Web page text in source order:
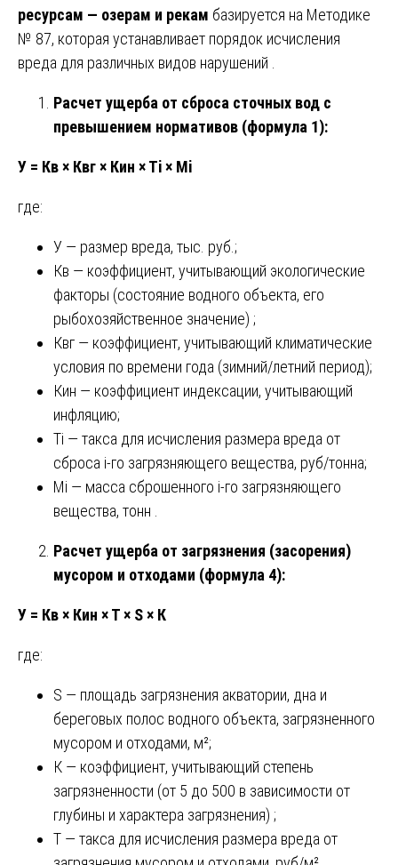
ресурсам — озерам и рекам базируется на Методике
№ 87, которая устанавливает порядок исчисления
вреда для различных видов нарушений .
Расчет ущерба от сброса сточных вод с
превышением нормативов (формула 1):
У = Кв × Квг × Кин × Тi × Мi
где:
У — размер вреда, тыс. руб.;
Кв — коэффициент, учитывающий экологические
факторы (состояние водного объекта, его
рыбохозяйственное значение) ;
Квг — коэффициент, учитывающий климатические
условия по времени года (зимний/летний период);
Кин — коэффициент индексации, учитывающий
инфляцию;
Тi — такса для исчисления размера вреда от
сброса i-го загрязняющего вещества, руб/тонна;
Мi — масса сброшенного i-го загрязняющего
вещества, тонн .
Расчет ущерба от загрязнения (засорения)
мусором и отходами (формула 4):
У = Кв × Кин × Т × S × К
где:
S — площадь загрязнения акватории, дна и
береговых полос водного объекта, загрязненного
мусором и отходами, м²;
К — коэффициент, учитывающий степень
загрязненности (от 5 до 500 в зависимости от
глубины и характера загрязнения) ;
Т — такса для исчисления размера вреда от